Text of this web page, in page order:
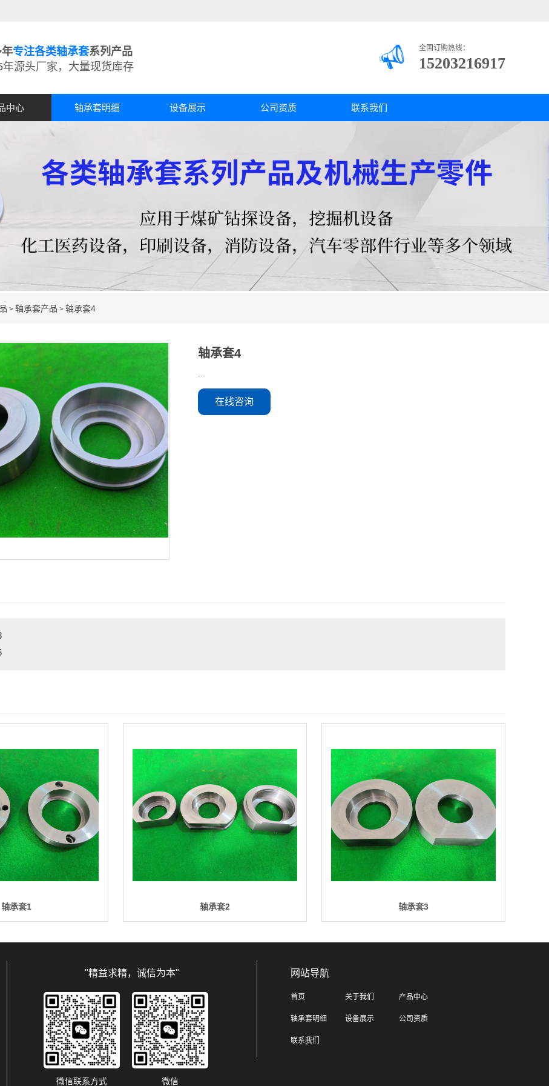
专注各类轴承套系列产品
年源头厂家，大量现货库存
全国订购热线：
15203216917
中心 轴承套明细 设备展示 公司资质 联系我们
> 轴承套产品 > 轴承套4
轴承套4
在线咨询
轴承套1 轴承套2 轴承套3
"精益求精，诚信为本"
微信联系方式 微信
网站导航
首页 关于我们 产品中心
轴承套明细 设备展示 公司资质
联系我们